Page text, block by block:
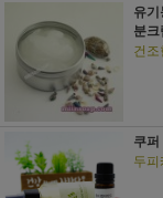
유
분크
건
쿠
두